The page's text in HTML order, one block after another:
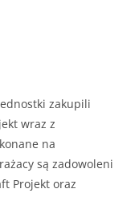
zakupili
wraz z
na
są zadowoleni
Projekt oraz